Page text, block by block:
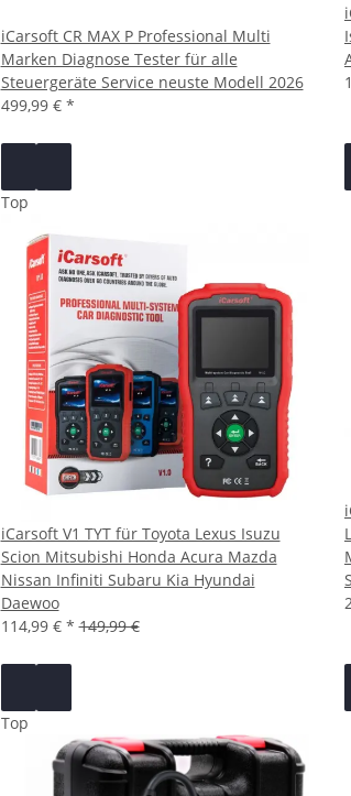
iCarsoft CR MAX P Professional Multi
Marken Diagnose Tester für alle
Steuergeräte Service neuste Modell 2026
499,99 € *
Top
iCarsoft V1 TYT für Toyota Lexus Isuzu
Scion Mitsubishi Honda Acura Mazda
Nissan Infiniti Subaru Kia Hyundai
Daewoo
114,99 € * 149,99 €
Top